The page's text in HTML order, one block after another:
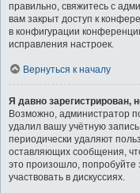
правильно, свяжитесь с
вам закрыт доступ к
в конфигурации
исправления настроек.
Вернуться к началу
Я давно зарегистрирован,
Возможно, администратор
удалил вашу учётную
периодически удаляют
оставляющих сообщения,
это произошло, попробуйте
участвовать в дискуссиях.